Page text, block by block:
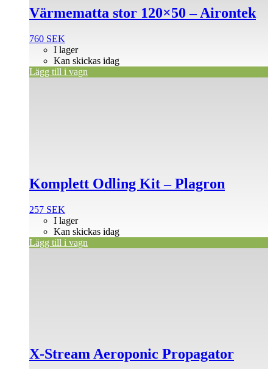
Värmematta stor 120×50 – Airontek
760 SEK
I lager
Kan skickas idag
Lägg till i vagn
Komplett Odling Kit – Plagron
257 SEK
I lager
Kan skickas idag
Lägg till i vagn
X-Stream Aeroponic Propagator
kan
väljas